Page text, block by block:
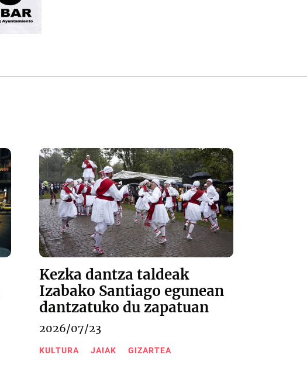
Kezka dantza taldeak
Izabako Santiago egunean
dantzatuko du zapatuan
2026/07/23
KULTURA JAIAK GIZARTEA